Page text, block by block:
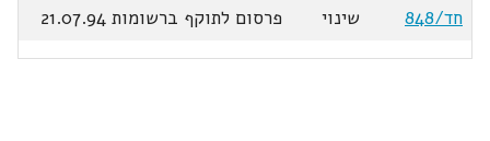
חד/848
שינוי פרסום לתוקף ברשומות 21.07.94